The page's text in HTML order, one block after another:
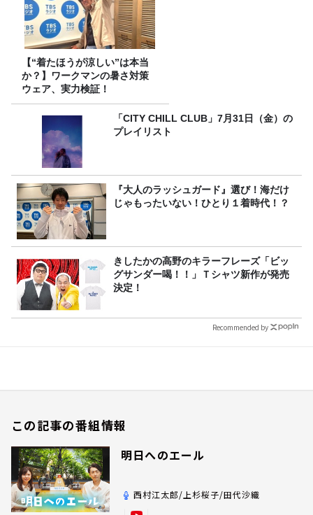
【“着たほうが涼しい”は本当
か？】ワークマンの暑さ対策
ウェア、実力検証！
「CITY CHILL CLUB」7月31日（金）の
プレイリスト
『大人のラッシュガード』選び！海だけ
じゃもったいない！ひとり１着時代！？
きしたかの高野のキラーフレーズ「ビッ
グサンダー喝！！」Ｔシャツ新作が発売
決定！
Recommended by
この記事の番組情報
明日へのエール
西村江太郎/上杉桜子/田代沙織